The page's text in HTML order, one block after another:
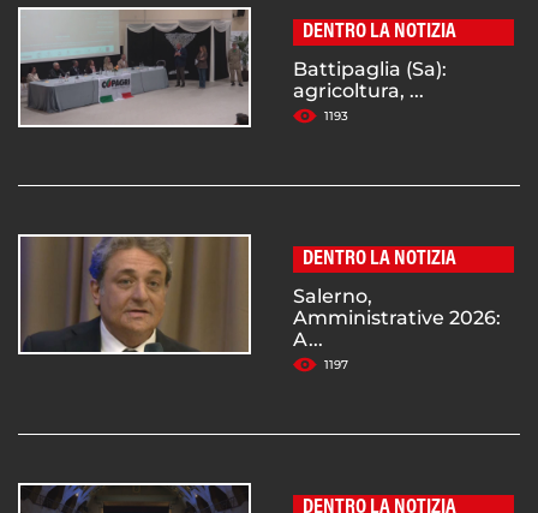
DENTRO LA NOTIZIA
Battipaglia (Sa):
agricoltura, ...
1193
DENTRO LA NOTIZIA
Salerno,
Amministrative 2026:
A...
1197
DENTRO LA NOTIZIA